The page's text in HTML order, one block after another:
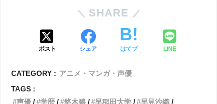
SHARE
ポスト シェア はてブ LINE
CATEGORY : アニメ・マンガ・声優
TAGS :
声優
学歴 悠木碧 早稲田大学
早見沙織